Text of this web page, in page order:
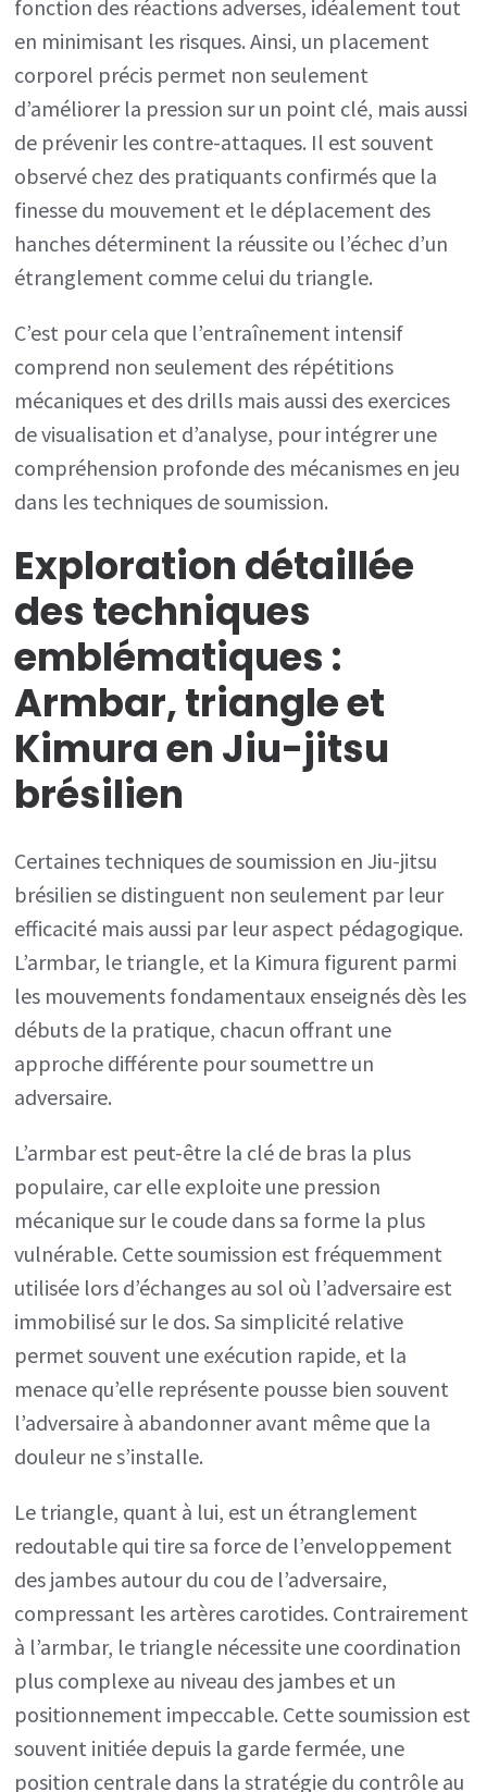
fonction des réactions adverses, idéalement tout
en minimisant les risques. Ainsi, un placement
corporel précis permet non seulement
d’améliorer la pression sur un point clé, mais aussi
de prévenir les contre-attaques. Il est souvent
observé chez des pratiquants confirmés que la
finesse du mouvement et le déplacement des
hanches déterminent la réussite ou l’échec d’un
étranglement comme celui du triangle.
C’est pour cela que l’entraînement intensif
comprend non seulement des répétitions
mécaniques et des drills mais aussi des exercices
de visualisation et d’analyse, pour intégrer une
compréhension profonde des mécanismes en jeu
dans les techniques de soumission.
Exploration détaillée
des techniques
emblématiques :
Armbar, triangle et
Kimura en Jiu-jitsu
brésilien
Certaines techniques de soumission en Jiu-jitsu
brésilien se distinguent non seulement par leur
efficacité mais aussi par leur aspect pédagogique.
L’armbar, le triangle, et la Kimura figurent parmi
les mouvements fondamentaux enseignés dès les
débuts de la pratique, chacun offrant une
approche différente pour soumettre un
adversaire.
L’armbar est peut-être la clé de bras la plus
populaire, car elle exploite une pression
mécanique sur le coude dans sa forme la plus
vulnérable. Cette soumission est fréquemment
utilisée lors d’échanges au sol où l’adversaire est
immobilisé sur le dos. Sa simplicité relative
permet souvent une exécution rapide, et la
menace qu’elle représente pousse bien souvent
l’adversaire à abandonner avant même que la
douleur ne s’installe.
Le triangle, quant à lui, est un étranglement
redoutable qui tire sa force de l’enveloppement
des jambes autour du cou de l’adversaire,
compressant les artères carotides. Contrairement
à l’armbar, le triangle nécessite une coordination
plus complexe au niveau des jambes et un
positionnement impeccable. Cette soumission est
souvent initiée depuis la garde fermée, une
position centrale dans la stratégie du contrôle au